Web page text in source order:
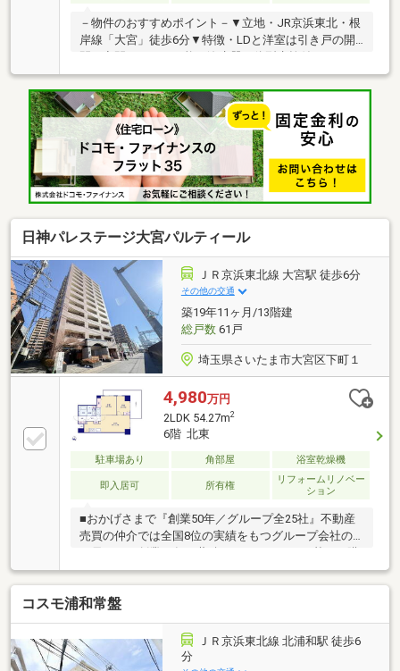
－物件のおすすめポイント－▼立地・JR京浜東北・根
岸線「大宮」徒歩6分▼特徴・LDと洋室は引き戸の開
ン・各居室・洗面室に収納を配置・カメラ付オートロ
ック・モニタ付エレベーター採用▼設備・床暖房
(LD)・浴室乾燥機・非接触キーシステム・宅配ボック
ス▼2026年7月室内リフォーム内容・全室クロス張
替・LED照明取付、ハウスクリーニング▼周辺環境・
ファミリーマート大宮仲町二丁目店 徒歩1分(約80m)■
ご希望の住まい探しをお手伝いします
━━━━━・・・物件の詳細・ご相談はお気軽にお問
日神パレステージ大宮パルティール
ＪＲ京浜東北線 大宮駅 徒歩6分
その他の交通
築19年11ヶ月/13階建
総戸数61戸
埼玉県さいたま市大宮区下町１
4,980万円
2LDK 54.27m2
6階 北東
駐車場あり 角部屋 浴室乾燥機
即入居可 所有権
リフォームリノベー
ション
■おかげさまで『創業50年／グループ全25社』不動産
売買の仲介では全国8位の実績をもつグループ会社の
入・ご売却・お買替え全てをサポート致します■東宝
ハウスNEXTアフターサポート専門のグループ会社。
ライフパートナー（FP資格）が住まいの問題点や暮ら
しの不安を解消します■東宝ハウスフィナンシャル不
動産仲介業初の住信SBIネット銀行支店。金利と保障
が更に充実したオリジナル提携住宅ローンをお届けし
コスモ浦和常盤
ＪＲ京浜東北線 北浦和駅 徒歩6
分